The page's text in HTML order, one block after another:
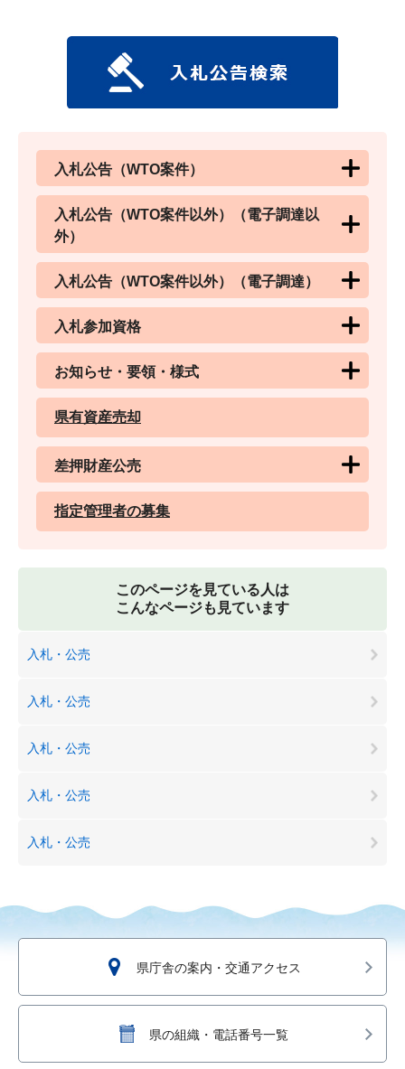
入札公告（WTO案件）
入札公告（WTO案件以外）（電子調達以
外）
入札公告（WTO案件以外）（電子調達）
入札参加資格
お知らせ・要領・様式
県有資産売却
差押財産公売
指定管理者の募集
このページを見ている人は
こんなページも見ています
入札・公売
入札・公売
入札・公売
入札・公売
入札・公売
県庁舎の案内・交通アクセス
県の組織・電話番号一覧